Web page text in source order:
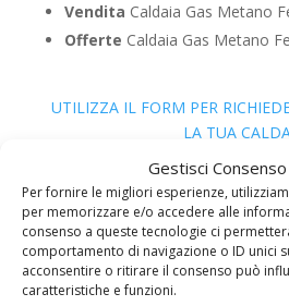
Gestisci
Per fornire le migliori esperienze,
per memorizzare e/o accedere alle
consenso a queste tecnologie ci
comportamento di navigazione o ID unici
acconsentire o ritirare il consenso può
caratteristiche e funzioni.
Vendita Caldaia Gas Metano
Offerte Caldaia Gas Metano
UTILIZZA IL FORM PER
LA TUA
Assistenza Caldaia
Ferroli